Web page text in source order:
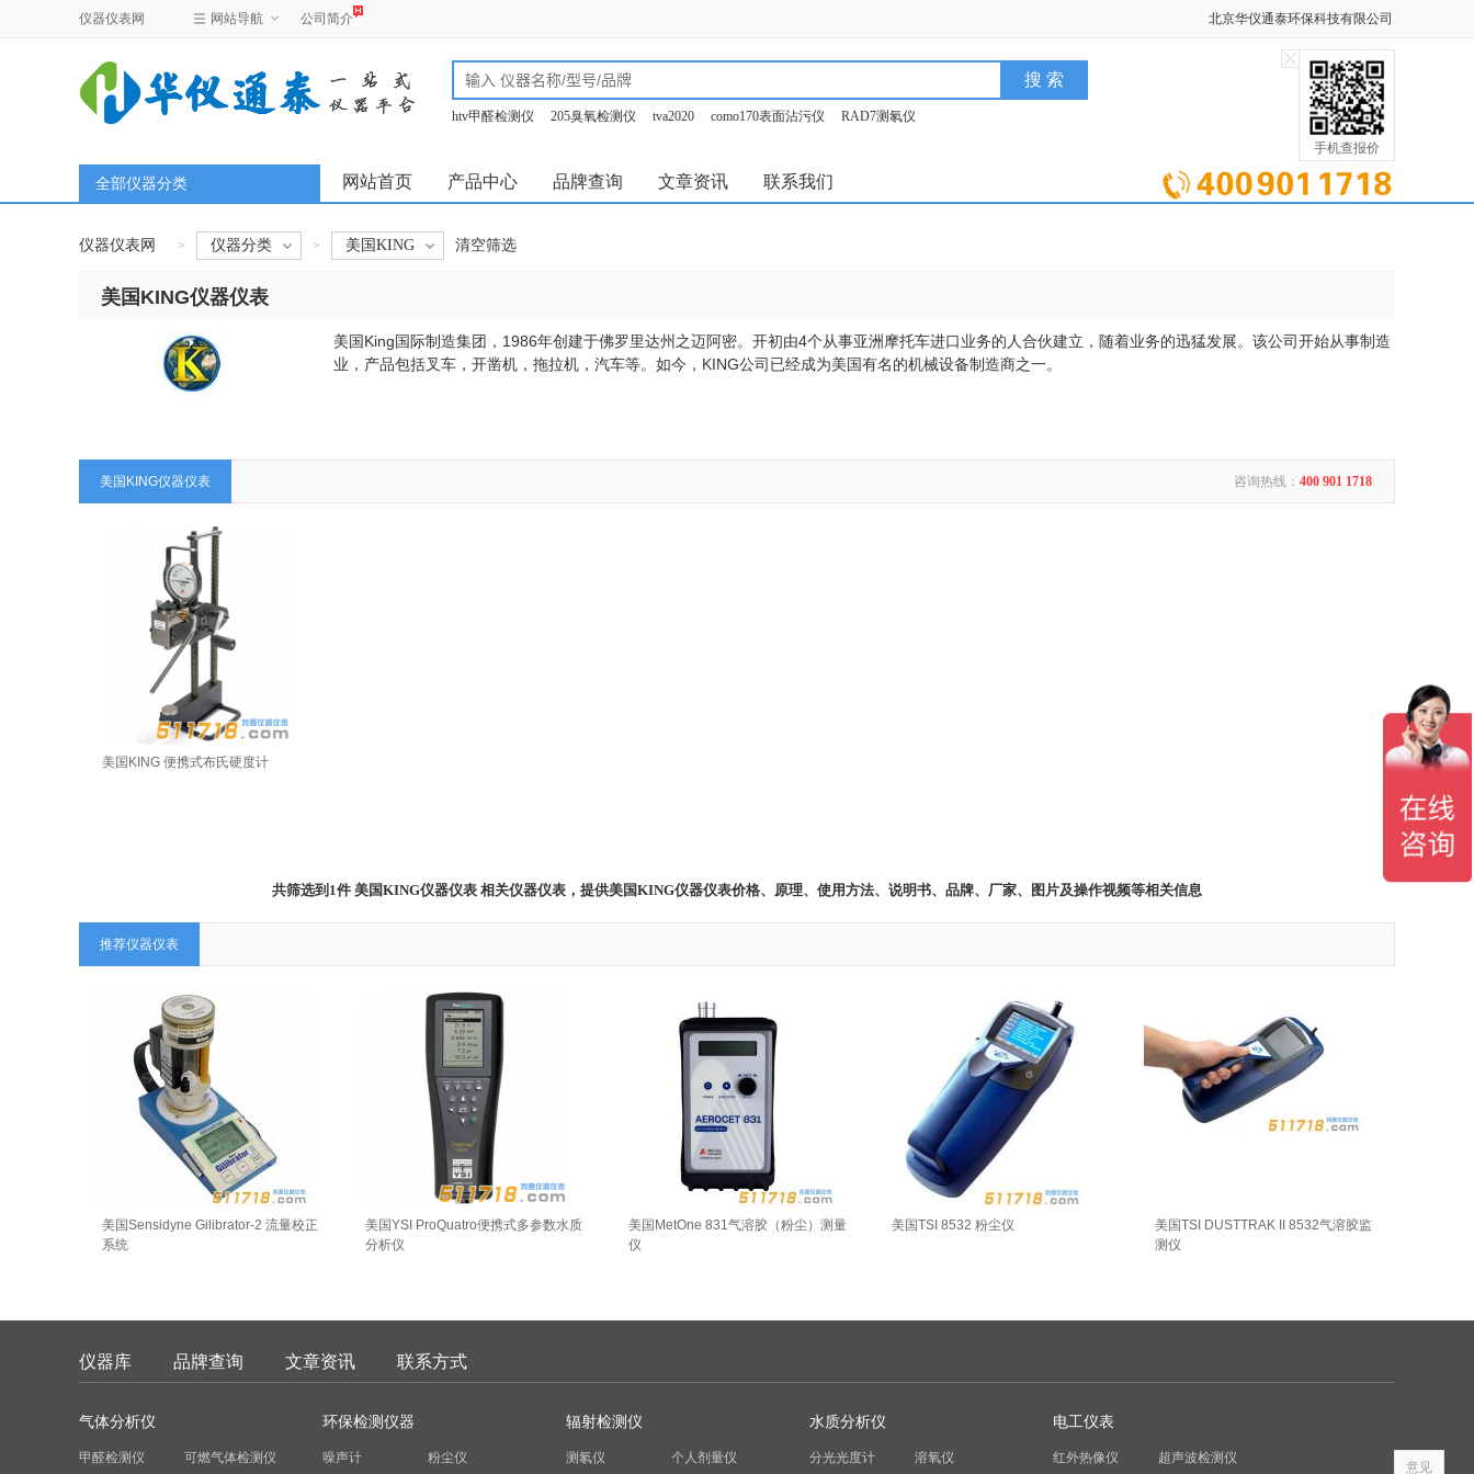
北京华仪通泰环保科技有限公司
仪器仪表网 网站导航 公司简介
htv甲醛检测仪 205臭氧检测仪 tva2020 como170表面沾污仪
RAD7测氡仪
手机查报价
网站首页 产品中心 品牌查询 文章资讯 联系我们
全部仪器分类
仪器仪表网 > 仪器分类 > 美国KING 清空筛选
美国KING仪器仪表
美国King国际制造集团，1986年创建于佛罗里达州之迈阿密。开初由4个从事亚洲摩托车进口业务的人合伙建立，随着业务的迅猛发展。该公司开始从事制造
业，产品包括叉车，开凿机，拖拉机，汽车等。如今，KING公司已经成为美国有名的机械设备制造商之一。
咨询热线： 400 901 1718
美国KING仪器仪表
美国KING 便携式布氏硬度计
共筛选到1件 美国KING仪器仪表 相关仪器仪表，提供美国KING仪器仪表价格、原理、使用方法、说明书、品牌、厂家、图片及操作视频等相关信息
推荐仪器仪表
美国Sensidyne Gilibrator-2 流量校正
系统
美国YSI ProQuatro便携式多参数水质
分析仪
美国MetOne 831气溶胶（粉尘）测量
仪
美国TSI 8532 粉尘仪
美国TSI DUSTTRAK II 8532气溶胶监
测仪
仪器库 品牌查询 文章资讯 联系方式
气体分析仪
甲醛检测仪 可燃气体检测仪
环保检测仪器
噪声计 粉尘仪
辐射检测仪
测氡仪 个人剂量仪
水质分析仪
分光光度计 溶氧仪
电工仪表
红外热像仪 超声波检测仪
意见